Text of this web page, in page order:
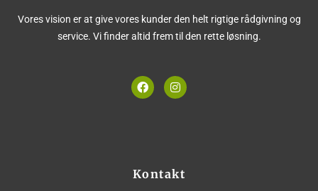
Vores vision er at give vores kunder den helt rigtige rådgivning og
service. Vi finder altid frem til den rette løsning.
F
a
I
n
m
Kontakt